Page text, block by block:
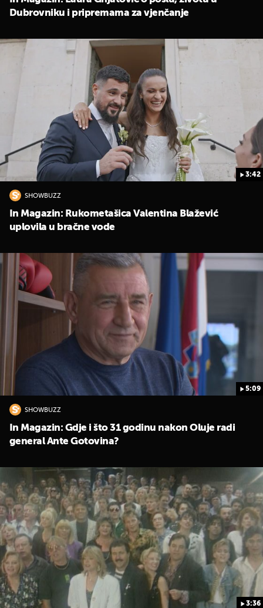
Dubrovniku i pripremama za vjenčanje
3:42
SHOWBUZZ
In Magazin: Rukometašica Valentina Blažević
uplovila u bračne vode
5:09
SHOWBUZZ
In Magazin: Gdje i što 31 godinu nakon Oluje radi
general Ante Gotovina?
3:36
UKLJUČITE NOTIFIKACIJE